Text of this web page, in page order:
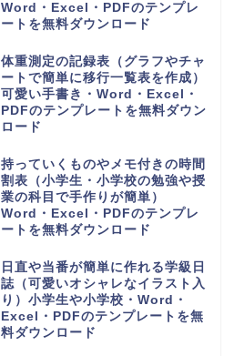
Word・Excel・PDFのテンプレ
ートを無料ダウンロード
体重測定の記録表（グラフやチャ
ートで簡単に移行一覧表を作成）
可愛い手書き・Word・Excel・
PDFのテンプレートを無料ダウン
ロード
持っていくものやメモ付きの時間
割表（小学生・小学校の勉強や授
業の科目で手作りが簡単）
Word・Excel・PDFのテンプレ
ートを無料ダウンロード
日直や当番が簡単に作れる学級日
誌（可愛いオシャレなイラスト入
り）小学生や小学校・Word・
Excel・PDFのテンプレートを無
料ダウンロード